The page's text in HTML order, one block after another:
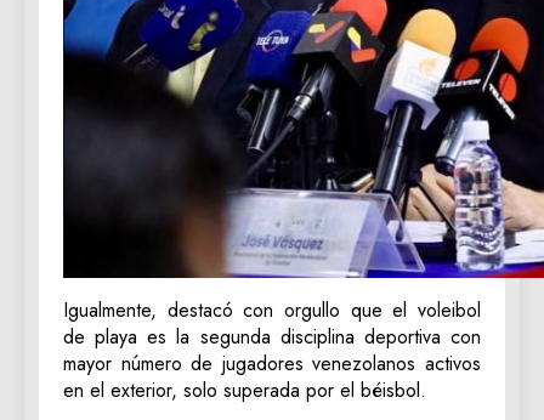
Igualmente, destacó con orgullo que el voleibol
de playa es la segunda disciplina deportiva con
mayor número de jugadores venezolanos activos
en el exterior, solo superada por el béisbol.